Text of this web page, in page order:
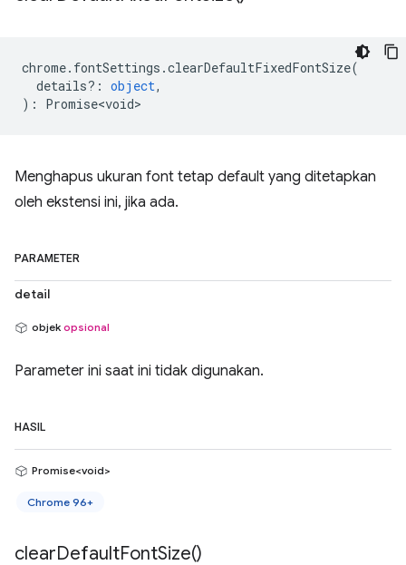
chrome. fontSettings .clearDefaultFixedFontSize(
details? : object,
) : Promise<void>
Menghapus ukuran font tetap default yang ditetapkan
oleh ekstensi ini, jika ada.
PARAMETER
detail
objek opsional
Parameter ini saat ini tidak digunakan.
HASIL
Promise<void>
Chrome 96+
clearDefaultFontSize()